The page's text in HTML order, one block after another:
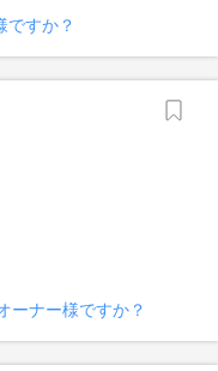
ですか？
ーナー様ですか？